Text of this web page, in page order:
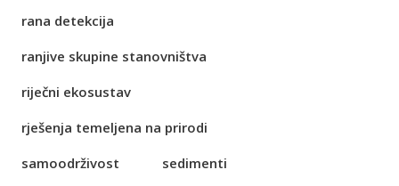
rana detekcija
ranjive skupine stanovništva
riječni ekosustav
rješenja temeljena na prirodi
samoodrživost
sedimenti